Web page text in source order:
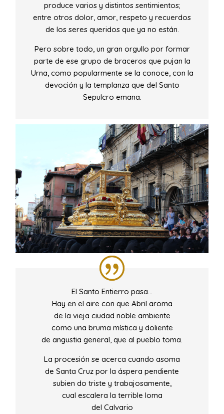
produce varios y distintos sentimientos;
entre otros dolor, amor, respeto y recuerdos
de los seres queridos que ya no están.
Pero sobre todo, un gran orgullo por formar
parte de ese grupo de braceros que pujan la
Urna, como popularmente se la conoce, con la
devoción y la templanza que del Santo
Sepulcro emana.
El Santo Entierro pasa…
Hay en el aire con que Abril aroma
de la vieja ciudad noble ambiente
como una bruma mística y doliente
de angustia general, que al pueblo toma.
La procesión se acerca cuando asoma
de Santa Cruz por la áspera pendiente
subien do triste y trabajosamente,
cual escalera la terrible loma
del Calvario